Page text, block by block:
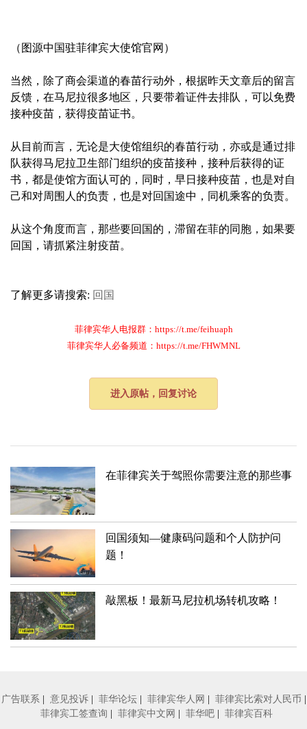
（图源中国驻菲律宾大使馆官网）
当然，除了商会渠道的春苗行动外，根据昨天文章后的留言
反馈，在马尼拉很多地区，只要带着证件去排队，可以免费
接种疫苗，获得疫苗证书。
从目前而言，无论是大使馆组织的春苗行动，亦或是通过排
队获得马尼拉卫生部门组织的疫苗接种，接种后获得的证
书，都是使馆方面认可的，同时，早日接种疫苗，也是对自
己和对周围人的负责，也是对回国途中，同机乘客的负责。
从这个角度而言，那些要回国的，滞留在菲的同胞，如果要
回国，请抓紧注射疫苗。
了解更多请搜索: 回国
菲律宾华人电报群：https://t.me/feihuaph
菲律宾华人必备频道：https://t.me/FHWMNL
进入原帖，回复讨论
在菲律宾关于驾照你需要注意的那些事
回国须知—健康码问题和个人防护问
题！
敲黑板！最新马尼拉机场转机攻略！
广告联系 意见投诉 菲华论坛 菲律宾华人网 菲律宾比索对人民币
菲律宾工签查询
菲律宾中文网 菲华吧 菲律宾百科